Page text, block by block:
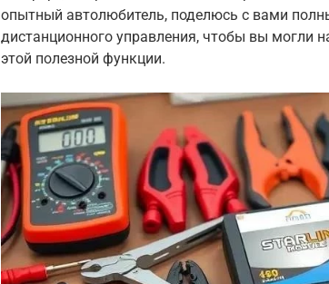
опытный автолюбитель, поделюсь с вами
дистанционного управления, чтобы вы могли
этой полезной функции.